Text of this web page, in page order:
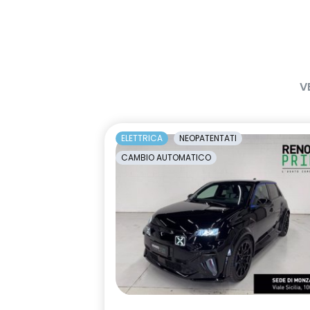
limitatore di velocità a 180 km/h
luci diurne a
luminosa C-
per 8 anni
occupant safe exit alert
Pacchetto
incluso per 5
predictive eco driving assistant
interlock
rear cross traffic alert
retrovisore
ELETTRICA
NEOPATENTATI
CAMBIO AUTOMATICO